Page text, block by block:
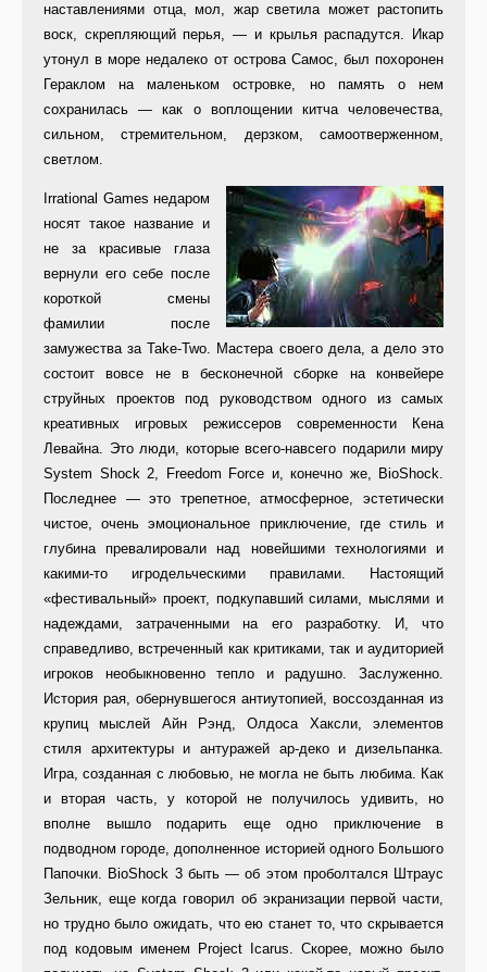
наставлениями отца, мол, жар светила может растопить
воск, скрепляющий перья, — и крылья распадутся. Икар
утонул в море недалеко от острова Самос, был похоронен
Гераклом на маленьком островке, но память о нем
сохранилась — как о воплощении китча человечества,
сильном, стремительном, дерзком, самоотверженном,
светлом.
Irrational Games недаром
носят такое название и
не за красивые глаза
вернули его себе после
короткой смены
фамилии после
замужества за Take-Two. Мастера своего дела, а дело это
состоит вовсе не в бесконечной сборке на конвейере
струйных проектов под руководством одного из самых
креативных игровых режиссеров современности Кена
Левайна. Это люди, которые всего-навсего подарили миру
System Shock 2, Freedom Force и, конечно же, BioShock.
Последнее — это трепетное, атмосферное, эстетически
чистое, очень эмоциональное приключение, где стиль и
глубина превалировали над новейшими технологиями и
какими-то игродельческими правилами. Настоящий
«фестивальный» проект, подкупавший силами, мыслями и
надеждами, затраченными на его разработку. И, что
справедливо, встреченный как критиками, так и аудиторией
игроков необыкновенно тепло и радушно. Заслуженно.
История рая, обернувшегося антиутопией, воссозданная из
крупиц мыслей Айн Рэнд, Олдоса Хаксли, элементов
стиля архитектуры и антуражей ар-деко и дизельпанка.
Игра, созданная с любовью, не могла не быть любима. Как
и вторая часть, у которой не получилось удивить, но
вполне вышло подарить еще одно приключение в
подводном городе, дополненное историей одного Большого
Папочки. BioShock 3 быть — об этом проболтался Штраус
Зельник, еще когда говорил об экранизации первой части,
но трудно было ожидать, что ею станет то, что скрывается
под кодовым именем Project Icarus. Скорее, можно было